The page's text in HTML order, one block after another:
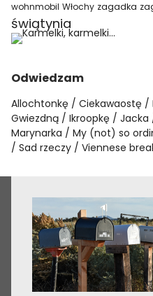
wohnmobil Włochy zagadka
świątynia
Odwiedzam
Allochtonkę Ciekawaostę
Gwiezdną
Ikroopkę Jacka
Marynarka
My (not) so
Sad rzeczy
Viennese